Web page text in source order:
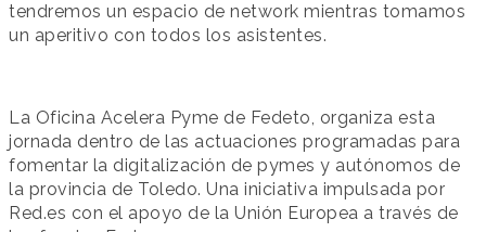
tendremos un espacio de network mientras tomamos
un aperitivo con todos los asistentes.
La Oficina Acelera Pyme de Fedeto, organiza esta
jornada dentro de las actuaciones programadas para
fomentar la digitalización de pymes y autónomos de
la provincia de Toledo. Una iniciativa impulsada por
Red.es con el apoyo de la Unión Europea a través de